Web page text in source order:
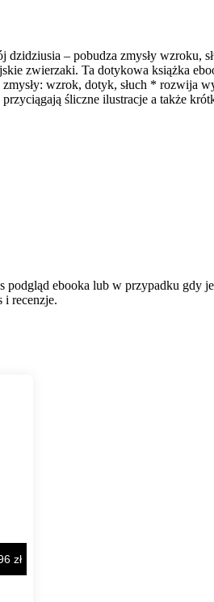
– pobudza zmysły wzroku,
zwierzaki. Ta dotykowa książka
wzrok, dotyk, słuch * rozwija
śliczne ilustracje a także
ebooka lub w przypadku gdy
i recenzje.